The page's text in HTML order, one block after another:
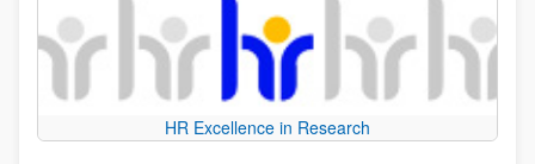
HR Excellence in Research